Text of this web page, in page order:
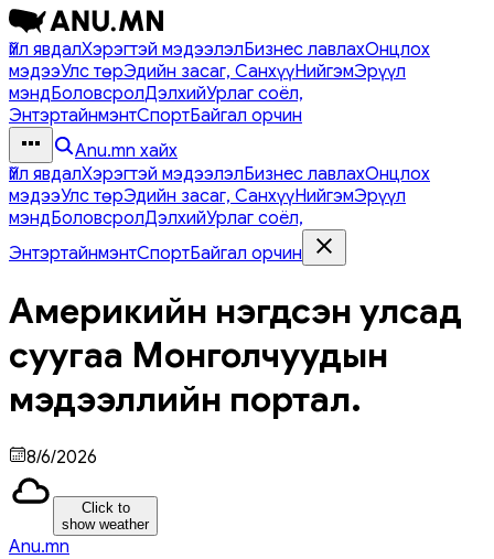
Үйл явдалХэрэгтэй мэдээлэлБизнес лавлахОнцлох
мэдээУлс төрЭдийн засаг, СанхүүНийгэмЭрүүл
мэндБоловсролДэлхийУрлаг соёл,
ЭнтэртайнмэнтСпортБайгал орчин
Anu.mn хайх
Үйл явдалХэрэгтэй мэдээлэлБизнес лавлахОнцлох
мэдээУлс төрЭдийн засаг, СанхүүНийгэмЭрүүл
мэндБоловсролДэлхийУрлаг соёл,
ЭнтэртайнмэнтСпортБайгал орчин
Америкийн нэгдсэн улсад
суугаа Монголчуудын
мэдээллийн портал.
8/6/2026
Click to
show weather
Anu.mn